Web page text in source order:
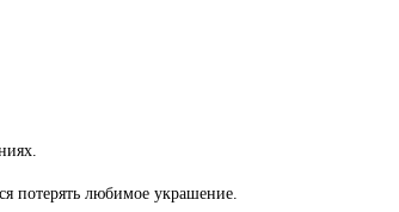
потерять любимое украшение.